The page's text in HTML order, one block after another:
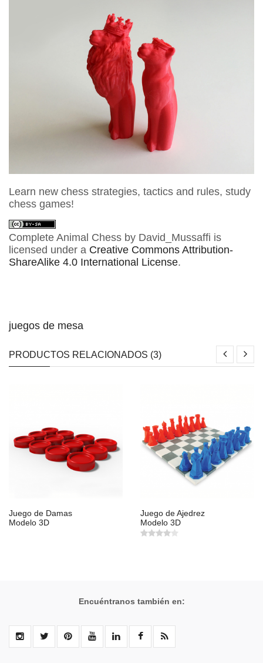
Learn new chess strategies, tactics and rules, study
chess games!
Complete Animal Chess by David_Mussaffi is
licensed under a Creative Commons Attribution-
ShareAlike 4.0 International License.
juegos de mesa
PRODUCTOS RELACIONADOS (3)
Juego de Damas
Modelo 3D
Juego de Ajedrez
Modelo 3D
Encuéntranos también en: